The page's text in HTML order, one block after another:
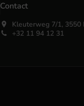
Contact
Kleuterweg 7/1,
+32 11 94 12 31